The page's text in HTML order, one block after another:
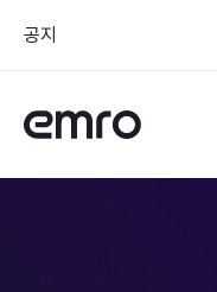
공지